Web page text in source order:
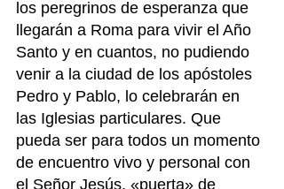
los peregrinos de esperanza que
llegarán a Roma para vivir el Año
Santo y en cuantos, no pudiendo
venir a la ciudad de los apóstoles
Pedro y Pablo, lo celebrarán en
las Iglesias particulares. Que
pueda ser para todos un momento
de encuentro vivo y personal con
el Señor Jesús, «puerta» de